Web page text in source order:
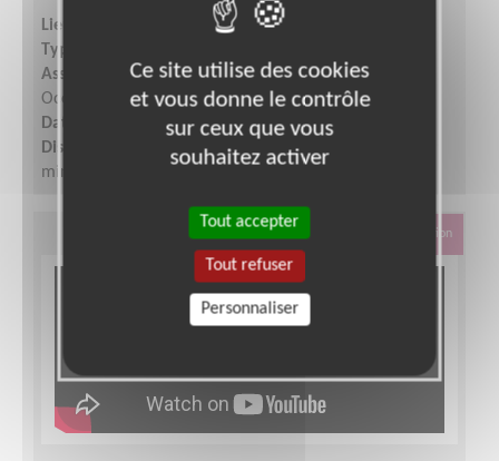
Lieu :
MONTPELLIER (34000)
Type :
Association :Entraide Scolaire Amicale - Section
Occitanie
Date :
Tout le temps
Disponibilité demandée :1 fois par semaine, 1 heure
minimum
Éducation & Formation
Ce site utilise des cookies
et vous donne le contrôle
sur ceux que vous
souhaitez activer
Tout accepter
Tout refuser
Personnaliser